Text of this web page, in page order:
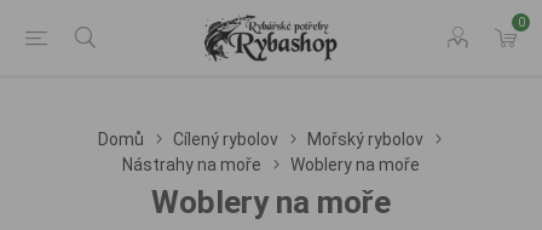
0
Domů Cílený rybolov
Mořský rybolov
Nástrahy na moře
Woblery na moře
Woblery na moře